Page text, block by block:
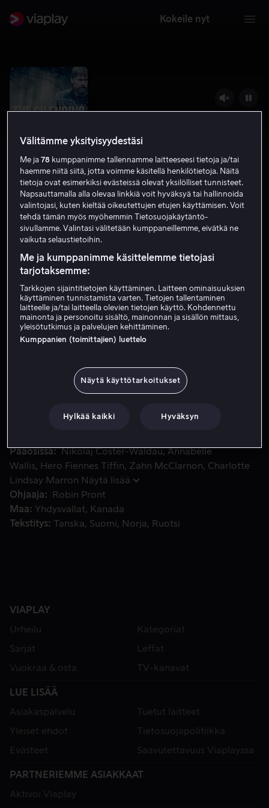
Kokeile nyt
The Silencing
Rikoselokuvat Jännitys
HD
Vuokraa 3,99 €
Osta 6,99 €
Entisen metsästäjän Rayburn Swansonin tytär katosi
Entisen metsästäjän Rayburn Swansonin tytär katosi viisi
vuotta sitten. Kun hän eräänä päivänä näkee tonttinsa
päättää lähteä auttamaan tätä.
Pääosissa Nikolaj Coster-Waldau Annabelle
Wallis
Hero Fiennes Tiffin Zahn McClarnon
Charlotte
Lindsay Marron Näytä lisää
Ohjaaja
Robin Pront
Maa
Yhdysvallat
Kanada
Tekstitys
Tanska Suomi Norja Ruotsi
VIAPLAY
Urheilu
Kategoriat
Sarjat
Leffat
Vuokraa & osta
TV-kanavat
LUE LISÄÄ
Asiakaspalvelu
Tuetut laitteet
Yleiset ehdot
Tietosuojapolitiikka
Evästeet
Saavutettavuus Viaplayssa
PARTNERIEMME ASIAKKAAT
Aktivoi Viaplay
Välitämme yksityisyydestäsi
Me ja78 kumppanimme tallennamme laitteeseesi tietoja ja/tai
haemme niitä siitä, jotta voimme käsitellä henkilötietoja. Näitä
tietoja ovat esimerkiksi evästeissä olevat yksilölliset tunnisteet.
Napsauttamalla alla olevaa linkkiä voit hyväksyä tai hallinnoida
valintojasi, kuten kieltää oikeutettujen etujen käyttämisen. Voit
tehdä tämän myös myöhemmin Tietosuojakäytäntö-
sivullamme. Valintasi välitetään kumppaneillemme, eivätkä ne
vaikuta selaustietoihin.
Me ja kumppanimme käsittelemme tietojasi
tarjotaksemme:
Tarkkojen sijaintitietojen käyttäminen. Laitteen ominaisuuksien
käyttäminen tunnistamista varten. Tietojen tallentaminen
laitteelle ja/tai laitteella olevien tietojen käyttö. Kohdennettu
mainonta ja personoitu sisältö, mainonnan ja sisällön mittaus,
yleisötutkimus ja palvelujen kehittäminen.
Kumppanien (toimittajien) luettelo
Näytä käyttötarkoitukset
Hylkää kaikki Hyväksyn